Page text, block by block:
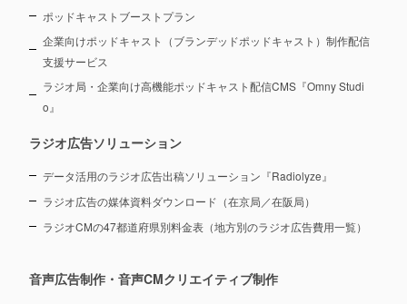
ポッドキャストブーストプラン
企業向けポッドキャスト（ブランデッドポッドキャスト）制作配信
支援サービス
ラジオ局・企業向け高機能ポッドキャスト配信CMS『Omny Studi
o』
ラジオ広告ソリューション
データ活用のラジオ広告出稿ソリューション『Radiolyze』
ラジオ広告の媒体資料ダウンロード（在京局／在阪局）
ラジオCMの47都道府県別料金表（地方別のラジオ広告費用一覧）
音声広告制作・音声CMクリエイティブ制作